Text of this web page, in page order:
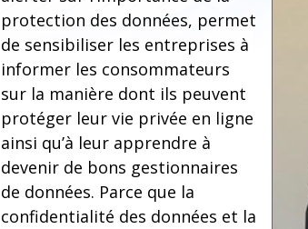
protection des données, permet
de sensibiliser les entreprises à
informer les consommateurs
sur la manière dont ils peuvent
protéger leur vie privée en ligne
ainsi qu’à leur apprendre à
devenir de bons gestionnaires
de données. Parce que la
confidentialité des données et la